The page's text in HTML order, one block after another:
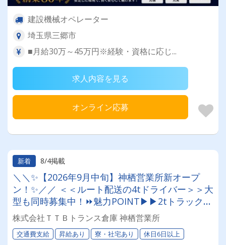
建設機械オペレーター
埼玉県三郷市
■月給30万～45万円※経験・資格に応じ...
求人内容を見る
オンライン応募
新着 8/4掲載
＼＼✨【2026年9月中旬】神栖営業所新オープ
ン！✨／／ ＜＜ルート配送の4tドライバー＞＞大
型も同時募集中！⏩魅力POINT▶▶2tトラックや
大型トラックなど様々な配送案件あり！ ⏩【選
べる働き方】理想の働き方が実現できる！ ⏩物
流業界初めての方も大歓迎です！
株式会社ＴＴＢトランス倉庫 神栖営業所
交通費支給 昇給あり 寮・社宅あり 休日6日以上